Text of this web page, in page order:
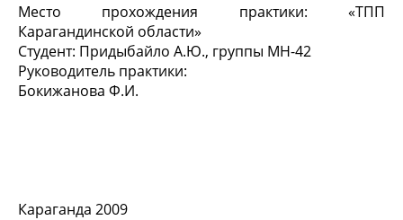
Место прохождения практики: «ТПП
Карагандинской области»
Студент: Придыбайло А.Ю., группы МН-42
Руководитель практики:
Бокижанова Ф.И.
Караганда 2009